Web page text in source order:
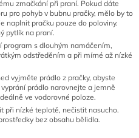
zmačkání při praní. Pokud dáte
pro pohyb v bubnu pračky, mělo by to
naplnit pračku pouze do poloviny.
pytlík na praní.
program s dlouhým namáčením,
odstředěním a při mírné až nízké
vyjměte prádlo z pračky, abyste
prádlo narovnejte a jemně
ve vodorovné poloze.
při nízké teplotě, nečistit nasucho.
bez obsahu bělidla.